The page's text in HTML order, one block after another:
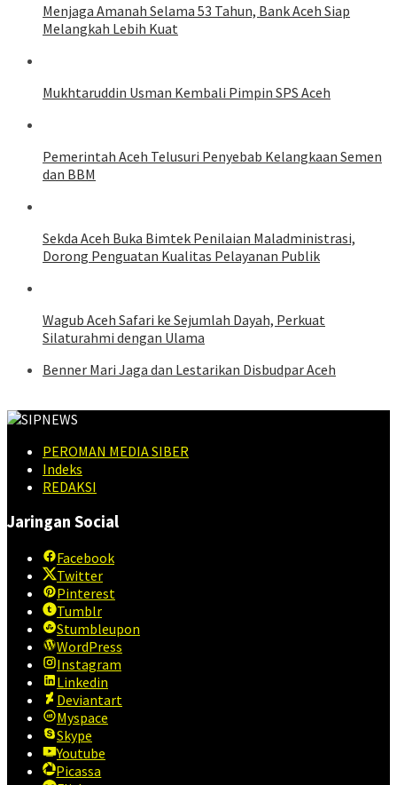
Menjaga Amanah Selama 53 Tahun, Bank Aceh Siap
Melangkah Lebih Kuat
Mukhtaruddin Usman Kembali Pimpin SPS Aceh
Pemerintah Aceh Telusuri Penyebab Kelangkaan Semen
dan BBM
Sekda Aceh Buka Bimtek Penilaian Maladministrasi,
Dorong Penguatan Kualitas Pelayanan Publik
Wagub Aceh Safari ke Sejumlah Dayah, Perkuat
Silaturahmi dengan Ulama
Benner Mari Jaga dan Lestarikan Disbudpar Aceh
PEROMAN MEDIA SIBER
Indeks
REDAKSI
Jaringan Social
Facebook
Twitter
Pinterest
Tumblr
Stumbleupon
WordPress
Instagram
Linkedin
Deviantart
Myspace
Skype
Youtube
Picassa